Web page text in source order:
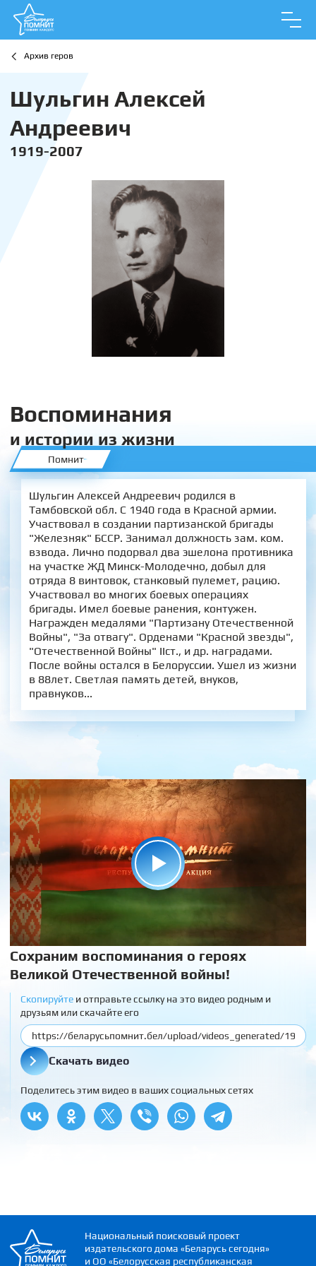
Архив геров
Шульгин Алексей
Андреевич
1919-2007
Воспоминания
и истории из жизни
Помнит
Шульгин Алексей Андреевич родился в
Тамбовской обл. С 1940 года в Красной армии.
Участвовал в создании партизанской бригады
"Железняк" БССР. Занимал должность зам. ком.
взвода. Лично подорвал два эшелона противника
на участке ЖД Минск-Молодечно, добыл для
отряда 8 винтовок, станковый пулемет, рацию.
Участвовал во многих боевых операциях
бригады. Имел боевые ранения, контужен.
Награжден медалями "Партизану Отечественной
Войны", "За отвагу". Орденами "Красной звезды",
"Отечественной Войны" IIст., и др. наградами.
После войны остался в Белоруссии. Ушел из жизни
в 88лет. Светлая память детей, внуков,
правнуков...
Сохраним воспоминания о героях
Великой Отечественной войны!
Скопируйтеи отправьте ссылку на это видео родным и
друзьям или скачайте его
Скачать видео
Поделитесь этим видео в ваших социальных сетях
Национальный поисковый проект
издательского дома «Беларусь сегодня»
и ОО «Белорусская республиканская